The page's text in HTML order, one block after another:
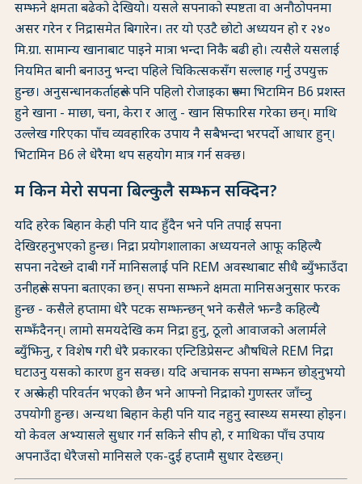
सम्झने क्षमता बढेको देखियो। यसले सपनाको स्पष्टता वा अनौठोपनमा
असर गरेन र निद्रासमेत बिगारेन। तर यो एउटै छोटो अध्ययन हो र २४०
मि.ग्रा. सामान्य खानाबाट पाइने मात्रा भन्दा निकै बढी हो। त्यसैले यसलाई
नियमित बानी बनाउनु भन्दा पहिले चिकित्सकसँग सल्लाह गर्नु उपयुक्त
हुन्छ। अनुसन्धानकर्ताहरूले पनि पहिलो रोजाइका रूपमा भिटामिन B6 प्रशस्त
हुने खाना - माछा, चना, केरा र आलु - खान सिफारिस गरेका छन्। माथि
उल्लेख गरिएका पाँच व्यवहारिक उपाय नै सबैभन्दा भरपर्दो आधार हुन्।
भिटामिन B6 ले धेरैमा थप सहयोग मात्र गर्न सक्छ।
म किन मेरो सपना बिल्कुलै सम्झन सक्दिन?
यदि हरेक बिहान केही पनि याद हुँदैन भने पनि तपाईं सपना
देखिरहनुभएको हुन्छ। निद्रा प्रयोगशालाका अध्ययनले आफू कहिल्यै
सपना नदेख्ने दाबी गर्ने मानिसलाई पनि REM अवस्थाबाट सीधै ब्युँझाउँदा
उनीहरूले सपना बताएका छन्। सपना सम्झने क्षमता मानिसअनुसार फरक
हुन्छ - कसैले हप्तामा धेरै पटक सम्झन्छन् भने कसैले झन्डै कहिल्यै
सम्झँदैनन्। लामो समयदेखि कम निद्रा हुनु, ठूलो आवाजको अलार्मले
ब्युँझिनु, र विशेष गरी धेरै प्रकारका एन्टिडिप्रेसन्ट औषधिले REM निद्रा
घटाउनु यसको कारण हुन सक्छ। यदि अचानक सपना सम्झन छोड्नुभयो
र अरू केही परिवर्तन भएको छैन भने आफ्नो निद्राको गुणस्तर जाँच्नु
उपयोगी हुन्छ। अन्यथा बिहान केही पनि याद नहुनु स्वास्थ्य समस्या होइन।
यो केवल अभ्यासले सुधार गर्न सकिने सीप हो, र माथिका पाँच उपाय
अपनाउँदा धेरैजसो मानिसले एक-दुई हप्तामै सुधार देख्छन्।